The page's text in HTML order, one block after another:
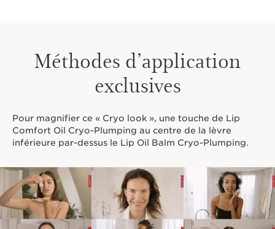
Méthodes d’application
exclusives
Pour magnifier ce « Cryo look », une touche de Lip
Comfort Oil Cryo-Plumping au centre de la lèvre
inférieure par-dessus le Lip Oil Balm Cryo-Plumping.